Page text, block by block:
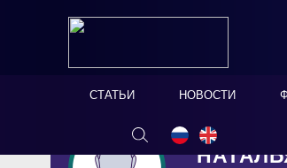
СТАТЬИ НОВОСТИ